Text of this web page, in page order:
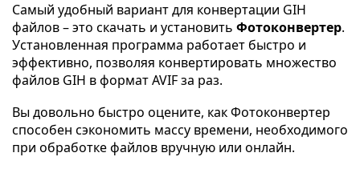
Самый удобный вариант для конвертации GIH
файлов – это скачать и установить Фотоконвертер.
Установленная программа работает быстро и
эффективно, позволяя конвертировать множество
файлов GIH в формат AVIF за раз.
Вы довольно быстро оцените, как Фотоконвертер
способен сэкономить массу времени, необходимого
при обработке файлов вручную или онлайн.